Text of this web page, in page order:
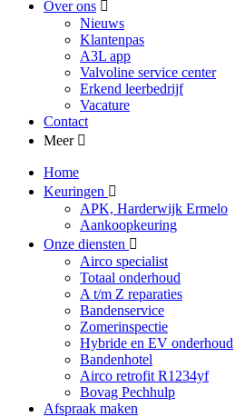
Over ons
Nieuws
Klantenpas
A3L app
Valvoline service center
Erkend leerbedrijf
Vacature
Contact
Meer
Home
Keuringen
APK, Harderwijk Ermelo
Aankoopkeuring
Onze diensten
Airco specialist
Totaal onderhoud
A t/m Z reparaties
Bandenservice
Zomerinspectie
Hybride en EV onderhoud
Bandenhotel
Airco retrofit R1234yf
Bovag Pechhulp
Afspraak maken